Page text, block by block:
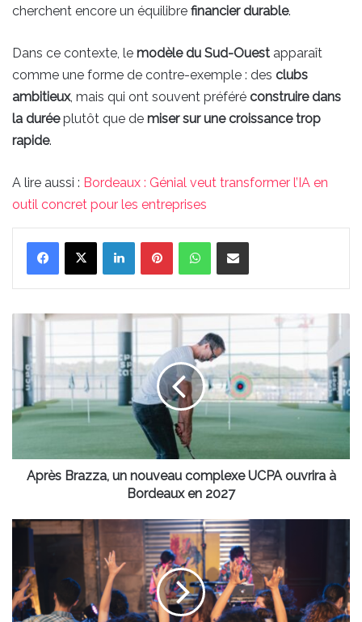
cherchent encore un équilibre financier durable.
Dans ce contexte, le modèle du Sud-Ouest apparaît
comme une forme de contre-exemple : des clubs
ambitieux, mais qui ont souvent préféré construire dans
la duréeplutôt que de miser sur une croissance trop
rapide.
A lire aussi : Bordeaux : Génial veut transformer l’IA en
outil concret pour les entreprises
LinkedinPinterestWhatsAppPartager par email
Après
Brazza,
nouveau
complexe
UCPA
ouvrira
Bordeaux
Après Brazza, un nouveau complexe UCPA ouvrira à
Bordeaux en 2027
Bordeaux
soirée
pour
célébrer